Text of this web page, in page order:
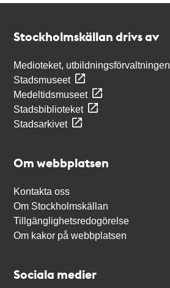
Stockholmskällan drivs av
Medioteket, utbildningsförvaltningen
Stadsmuseet
Medeltidsmuseet
Stadsbiblioteket
Stadsarkivet
Om webbplatsen
Kontakta oss
Om Stockholmskällan
Tillgänglighetsredogörelse
Om kakor på webbplatsen
Sociala medier